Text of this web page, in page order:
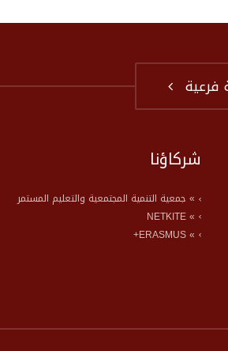
فرعية
شركاؤنا
» جمعية التنمية المجتمعية والتعليم المستمر
» NETKITE
» ERASMUS+